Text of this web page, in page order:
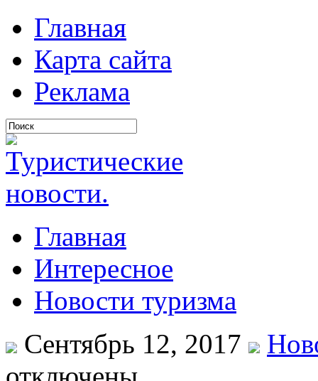
Главная
Карта сайта
Реклама
Главная
Интересное
Новости туризма
Сентябрь 12, 2017